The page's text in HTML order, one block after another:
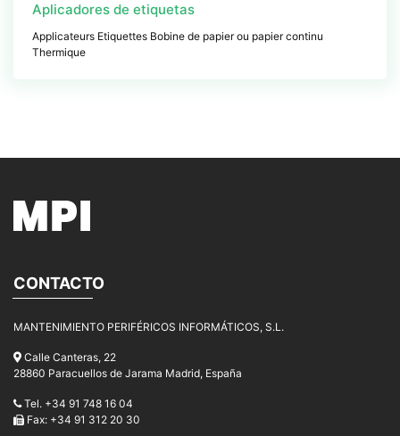
Aplicadores de etiquetas
Applicateurs Etiquettes Bobine de papier ou papier continu
Thermique
CONTACTO
MANTENIMIENTO PERIFÉRICOS INFORMÁTICOS, S.L.
Calle Canteras, 22
28860 Paracuellos de Jarama Madrid, España
Tel. +34 91 748 16 04
Fax: +34 91 312 20 30